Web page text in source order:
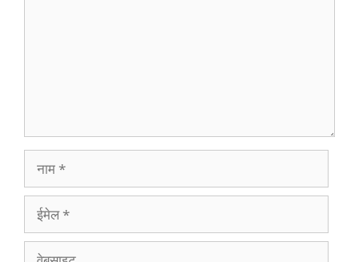
ईमेल
वेबसाइट